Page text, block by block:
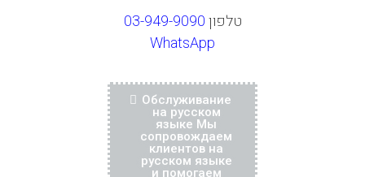
טלפון03-949-9090
WhatsApp
Обслуживание
на русском
языке Мы
сопровождаем
клиентов на
русском языке
и помогаем